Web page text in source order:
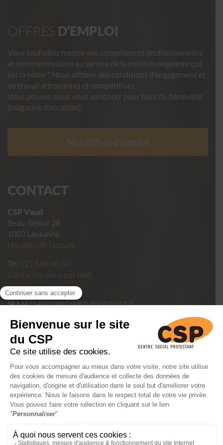
OFFRES D’EMPLOI
Vous souhaitez mettre vos compétences professionnelles
et votre motivation au service de la mission exigeante qui
est la nôtre ? Nous offrons des conditions d’engagement et
de travail attrayantes et compétitives.
Vous pouvez aussi vous annoncer pour faire du bénévolat
(magasins d’occasion).
Nos offres d’emploi
CONTACT
CSP Vaud
Beau-Séjour 28
1003 Lausanne
Horaires de l’accueil
Tél. 021 560 60 60
Contactez-nous par mail
Pour faire un don
IBANCH09 0900 0000 1000 0252 2
Politique de confidentialité des données du CSP Vaud
Mentions légales